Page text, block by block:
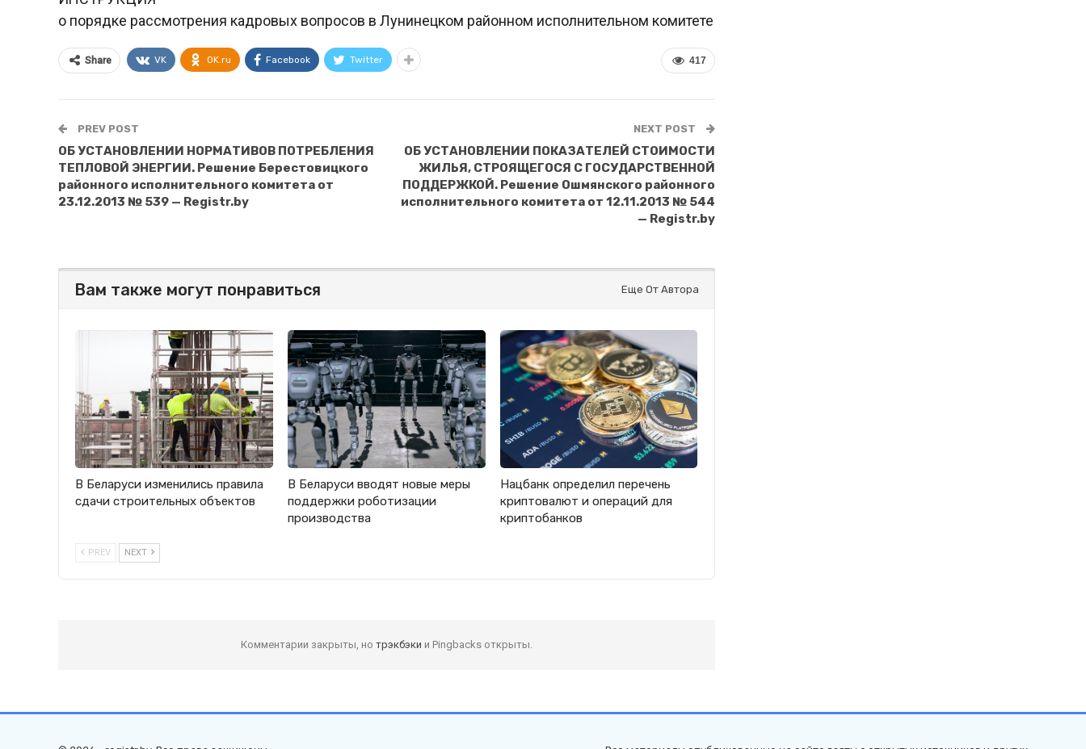
о порядке рассмотрения кадровых вопросов в Лунинецком районном исполнительном комитете
417
Share VK OK.ru Facebook Twitter
PREV POST
ОБ УСТАНОВЛЕНИИ НОРМАТИВОВ ПОТРЕБЛЕНИЯ
ТЕПЛОВОЙ ЭНЕРГИИ. Решение Берестовицкого
районного исполнительного комитета от
23.12.2013 № 539 — Registr.by
NEXT POST
ОБ УСТАНОВЛЕНИИ ПОКАЗАТЕЛЕЙ СТОИМОСТИ
ЖИЛЬЯ, СТРОЯЩЕГОСЯ С ГОСУДАРСТВЕННОЙ
ПОДДЕРЖКОЙ. Решение Ошмянского районного
исполнительного комитета от 12.11.2013 № 544
— Registr.by
Вам также могут понравиться Еще От Автора
В Беларуси изменились правила
сдачи строительных объектов
В Беларуси вводят новые меры
поддержки роботизации
производства
Нацбанк определил перечень
криптовалют и операций для
криптобанков
PREV NEXT
Комментарии закрыты, но трэкбэки и Pingbacks открыты.